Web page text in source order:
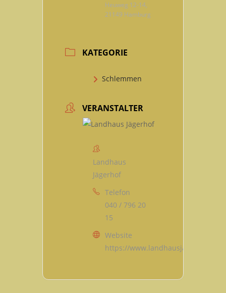
Heuweg 12-14,
21149 Hamburg
KATEGORIE
Schlemmen
VERANSTALTER
Landhaus
Jägerhof
Telefon
040 / 796 20
15
Website
https://www.landhausjaegerhof.de/